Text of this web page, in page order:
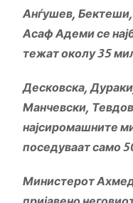
Анѓушев,
Асаф Адеми се
тежат околу 35
Десковска,
Манчевски,
најсиромашните
поседуваат само
Министерот